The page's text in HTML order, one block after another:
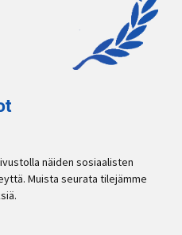
näiden sosiaalisten
Muista seurata tilejämme